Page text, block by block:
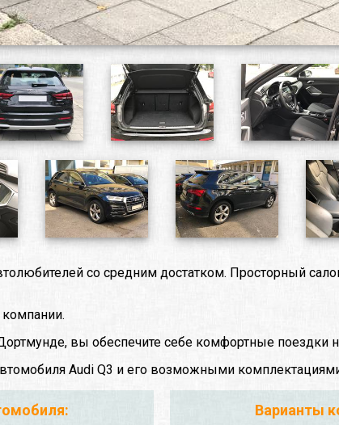
со средним достатком. Просторный
вы обеспечите себе комфортные поездки
Audi Q3 и его возможными
Варианты